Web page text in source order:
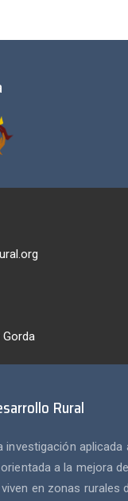
Gorda
Rural
investigación aplicada
a la mejora
en zonas rurales